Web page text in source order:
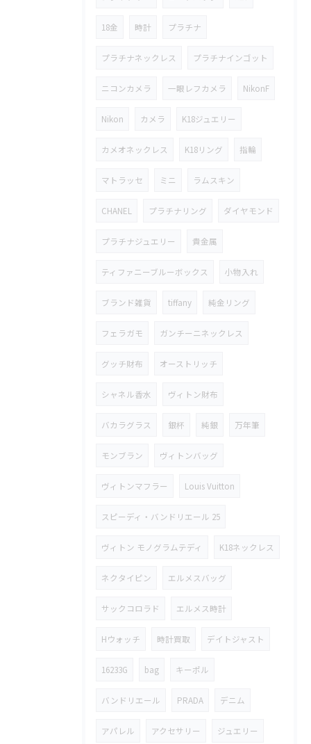
18金 時計 プラチナ
プラチナネックレス プラチナインゴット
ニコンカメラ 一眼レフカメラ NikonF
Nikon カメラ K18ジュエリー
カメオネックレス K18リング 指輪
マトラッセ ミニ ラムスキン
CHANEL プラチナリング ダイヤモンド
プラチナジュエリー 貴金属
ティファニーブルーボックス 小物入れ
ブランド雑貨 tiffany 純金リング
フェラガモ ガンチーニネックレス
グッチ財布 オーストリッチ
シャネル香水 ヴィトン財布
バカラグラス 銀杯 純銀 万年筆
モンブラン ヴィトンバッグ
ヴィトンマフラー Louis Vuitton
スピーディ・バンドリエール 25
ヴィトン モノグラムテディ K18ネックレス
ネクタイピン エルメスバッグ
サックコロラド エルメス時計
Hウォッチ 時計買取 デイトジャスト
16233G bag キーポル
バンドリエール PRADA デニム
アパレル アクセサリー ジュエリー